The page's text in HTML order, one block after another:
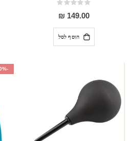
Rating:
0%
149.00 ₪
הוסף לסל
-60%